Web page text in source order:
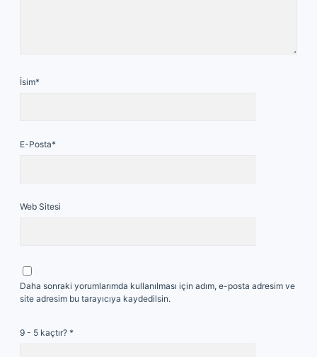
İsim*
E-Posta*
Web Sitesi
Daha sonraki yorumlarımda kullanılması için adım, e-posta adresim ve
site adresim bu tarayıcıya kaydedilsin.
9 - 5 kaçtır? *